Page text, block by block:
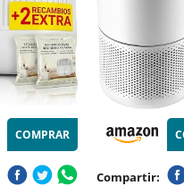
COMPRAR
Compartir: